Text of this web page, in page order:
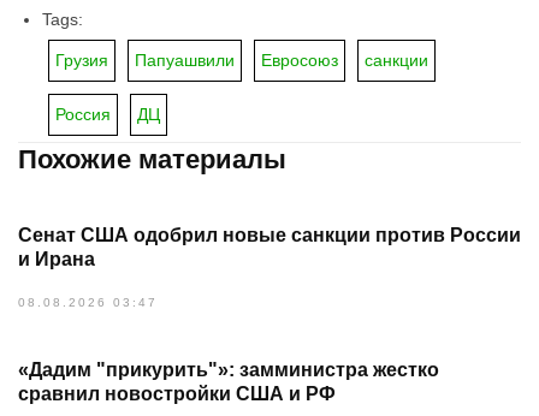
Tags:
Грузия Папуашвили Евросоюз санкции
Россия ДЦ
Похожие материалы
Сенат США одобрил новые санкции против России
и Ирана
08.08.2026 03:47
«Дадим "прикурить"»: замминистра жестко
сравнил новостройки США и РФ